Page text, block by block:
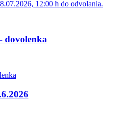
12:00 h do odvolania.
dovolenka